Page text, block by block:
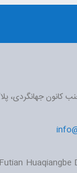
جهانگردی، پلاک227،
Huaqiangbe